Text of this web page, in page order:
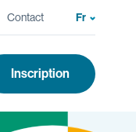
Inscription
Contact
Fr
En